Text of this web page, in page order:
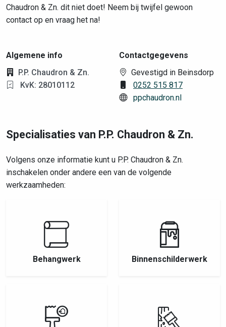
Chaudron & Zn. dit niet doet! Neem bij twijfel gewoon
contact op en vraag het na!
Algemene info
P.P. Chaudron & Zn.
KvK: 28010112
Contactgegevens
Gevestigd in Beinsdorp
0252 515 817
ppchaudron.nl
Specialisaties van P.P. Chaudron & Zn.
Volgens onze informatie kunt u P.P. Chaudron & Zn.
inschakelen onder andere een van de volgende
werkzaamheden:
Behangwerk Binnenschilderwerk